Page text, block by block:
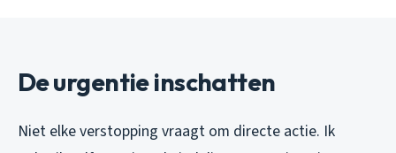
De urgentie inschatten
Niet elke verstopping vraagt om directe actie. Ik